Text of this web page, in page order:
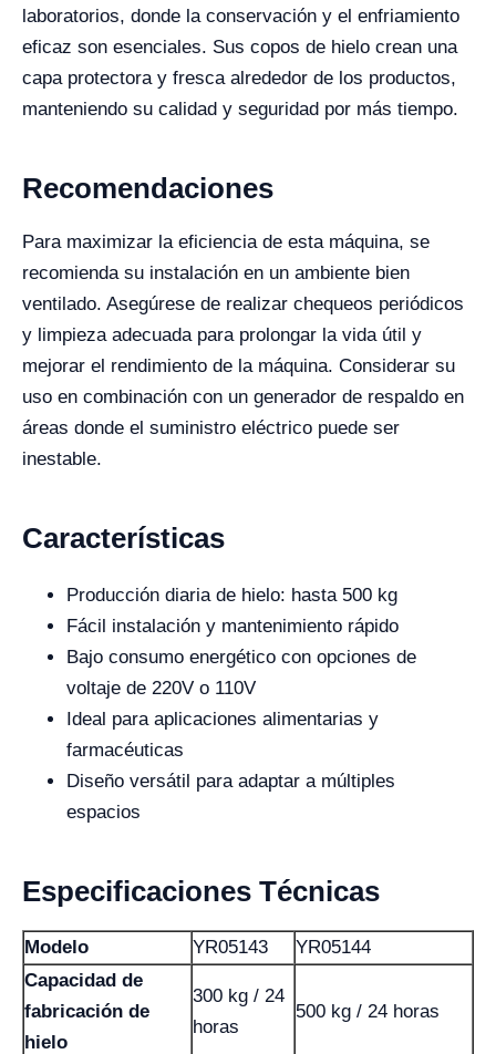
laboratorios, donde la conservación y el enfriamiento
eficaz son esenciales. Sus copos de hielo crean una
capa protectora y fresca alrededor de los productos,
manteniendo su calidad y seguridad por más tiempo.
Recomendaciones
Para maximizar la eficiencia de esta máquina, se
recomienda su instalación en un ambiente bien
ventilado. Asegúrese de realizar chequeos periódicos
y limpieza adecuada para prolongar la vida útil y
mejorar el rendimiento de la máquina. Considerar su
uso en combinación con un generador de respaldo en
áreas donde el suministro eléctrico puede ser
inestable.
Características
Producción diaria de hielo: hasta 500 kg
Fácil instalación y mantenimiento rápido
Bajo consumo energético con opciones de
voltaje de 220V o 110V
Ideal para aplicaciones alimentarias y
farmacéuticas
Diseño versátil para adaptar a múltiples
espacios
Especificaciones Técnicas
Modelo YR05143
YR05144
Capacidad de
fabricación de
hielo
300 kg / 24
horas
500 kg / 24 horas